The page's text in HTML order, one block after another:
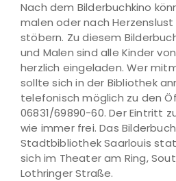
Nach dem Bilderbuchkino
malen oder nach
stöbern. Zu diesem
und Malen sind alle Kinder
herzlich eingeladen. Wer
sollte sich in der Bibliothek
telefonisch möglich zu den
06831/69890-60. Der Eintritt
wie immer frei. Das
Stadtbibliothek Saarlouis
sich im Theater am Ring,
Lothringer Straße.